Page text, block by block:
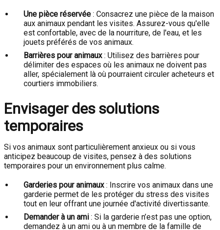
Une pièce réservée : Consacrez une pièce de la maison
aux animaux pendant les visites. Assurez-vous qu'elle
est confortable, avec de la nourriture, de l'eau, et les
jouets préférés de vos animaux.
Barrières pour animaux: Utilisez des barrières pour
délimiter des espaces où les animaux ne doivent pas
aller, spécialement là où pourraient circuler acheteurs et
courtiers immobiliers.
Envisager des solutions
temporaires
Si vos animaux sont particulièrement anxieux ou si vous
anticipez beaucoup de visites, pensez à des solutions
temporaires pour un environnement plus calme.
Garderies pour animaux: Inscrire vos animaux dans une
garderie permet de les protéger du stress des visites
tout en leur offrant une journée d'activité divertissante.
Demander à un ami : Si la garderie n’est pas une option,
demandez à un ami ou à un membre de la famille de